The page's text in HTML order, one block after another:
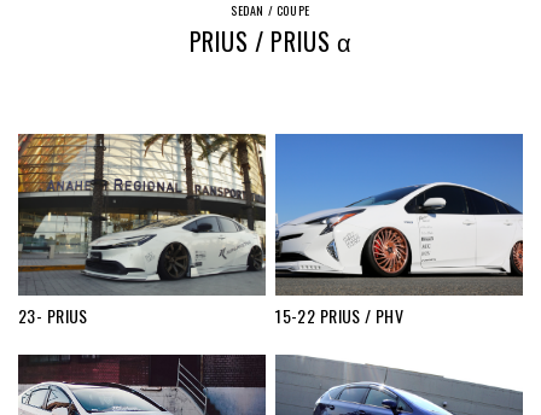
SEDAN / COUPE
PRIUS / PRIUS α
23- PRIUS 15-22 PRIUS / PHV